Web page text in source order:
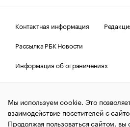
Контактная информация
Рассылка РБК Новости
Информация об ограничениях
Правовая информация
О
© АО «РОСБИЗНЕСКОНСАЛТИНГ»,
и материалы информационного
(зарегистрировано Федеральной
Мы используем cookie. Это
взаимодействие посетителей с
Продолжая пользоваться сайтом, вы